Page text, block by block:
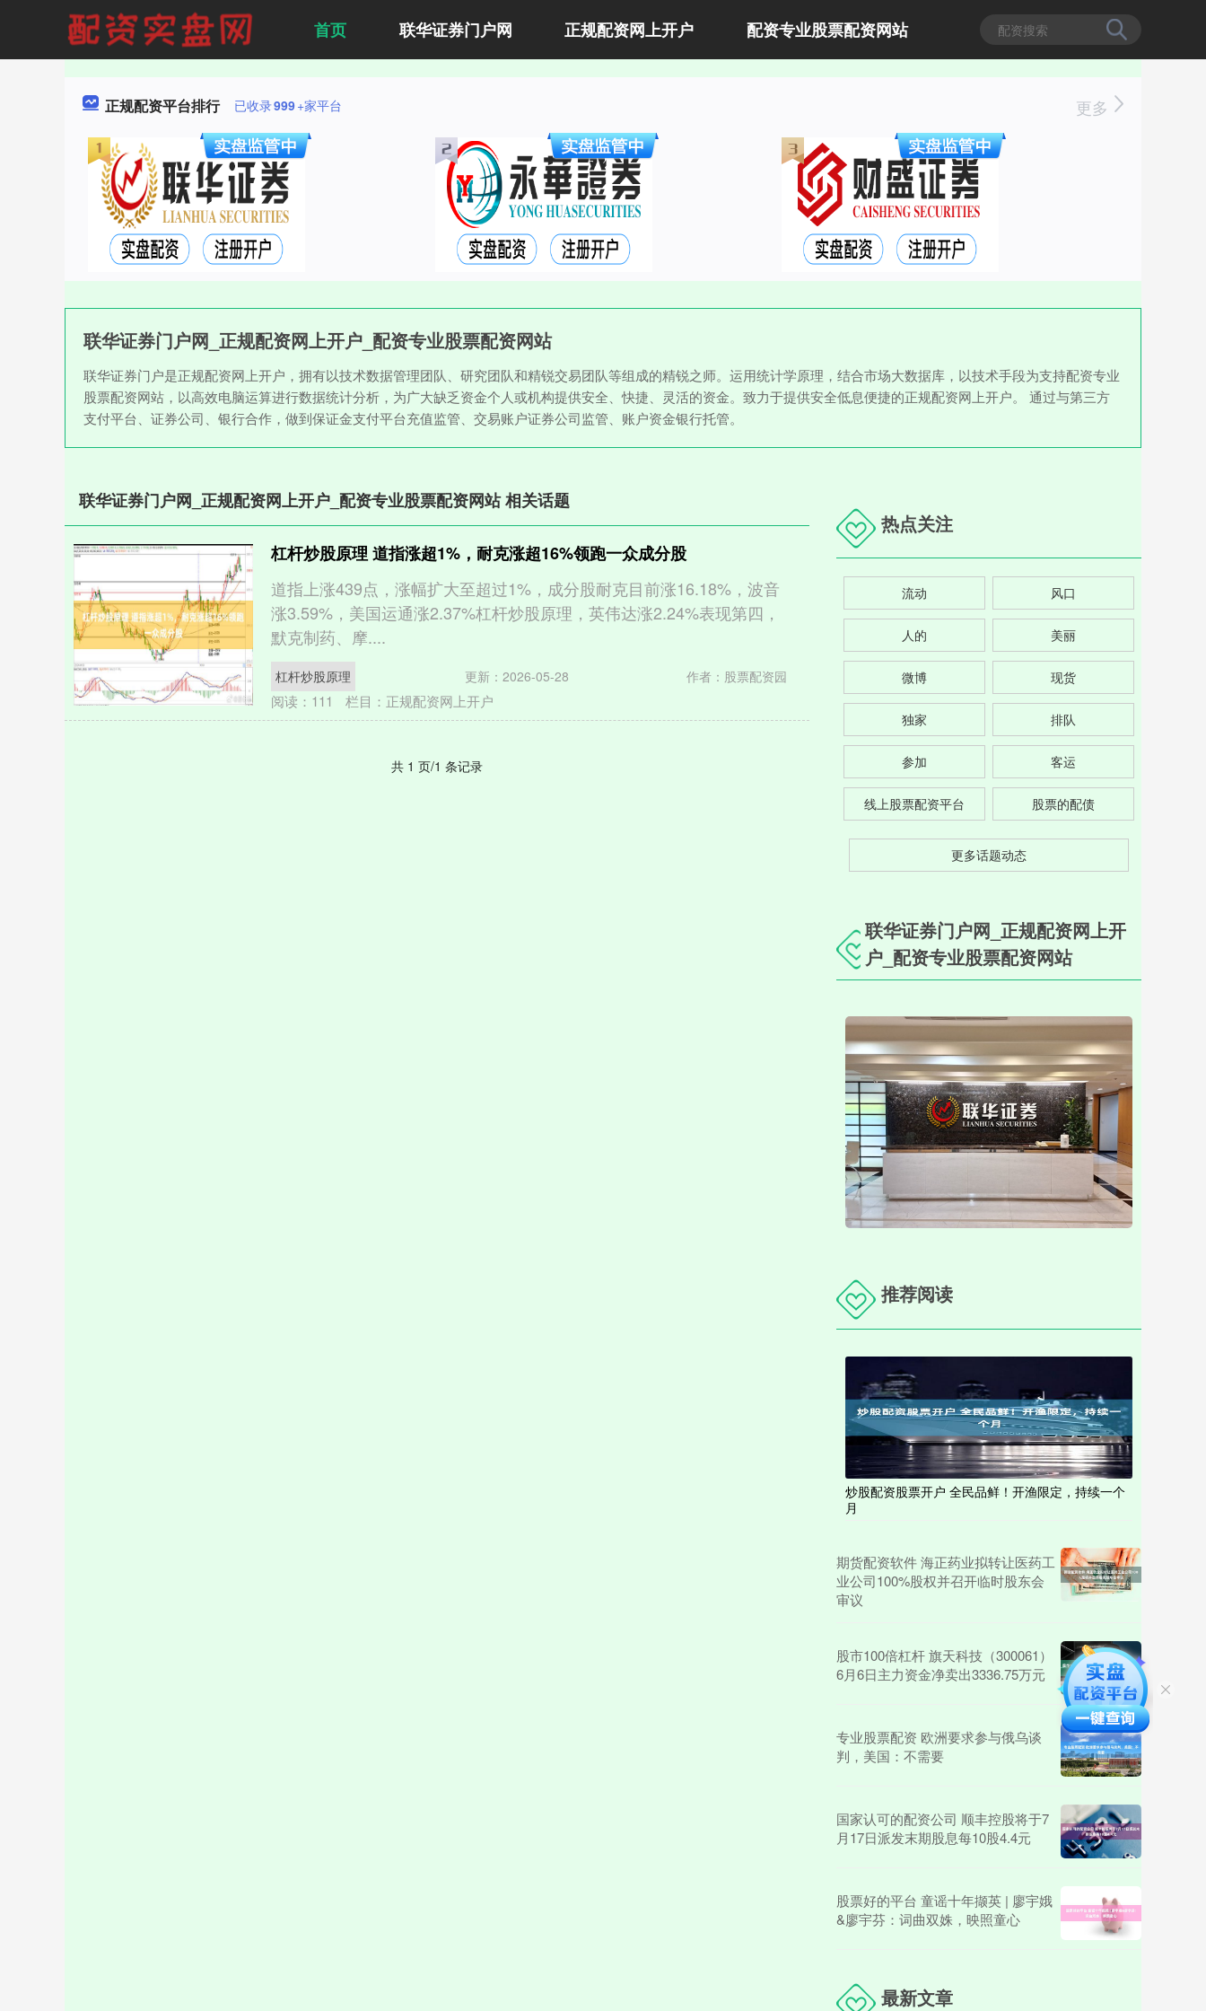
首页 联华证券门户网 正规配资网上开户 配资专业股票配资网站
正规配资平台排行 已收录999+家平台 更多
联华证券门户网_正规配资网上开户_配资专业股票配资网站
联华证券门户是正规配资网上开户，拥有以技术数据管理团队、研究团队和精锐交易团队等组成的精锐之师。运用统计学原理，结合市场大数据库，以技术手段为支持配资专业
股票配资网站，以高效电脑运算进行数据统计分析，为广大缺乏资金个人或机构提供安全、快捷、灵活的资金。致力于提供安全低息便捷的正规配资网上开户。 通过与第三方
支付平台、证券公司、银行合作，做到保证金支付平台充值监管、交易账户证券公司监管、账户资金银行托管。
联华证券门户网_正规配资网上开户_配资专业股票配资网站 相关话题
杠杆炒股原理 道指涨超1%，耐克涨超16%领跑一众成分股
道指上涨439点，涨幅扩大至超过1%，成分股耐克目前涨16.18%，波音
涨3.59%，美国运通涨2.37%杠杆炒股原理，英伟达涨2.24%表现第四，
默克制药、摩....
杠杆炒股原理 更新：2026-05-28 作者：股票配资园
阅读： 111 栏目： 正规配资网上开户
共 1 页/1 条记录
热点关注
流动 风口
人的 美丽
微博 现货
独家 排队
参加 客运
线上股票配资平台 股票的配债
更多话题动态
联华证券门户网_正规配资网上开
户_配资专业股票配资网站
推荐阅读
炒股配资股票开户 全民品鲜！开渔限定，持续一个
月
期货配资软件 海正药业拟转让医药工
业公司100%股权并召开临时股东会
审议
股市100倍杠杆 旗天科技（300061）
6月6日主力资金净卖出3336.75万元
专业股票配资 欧洲要求参与俄乌谈
判，美国：不需要
国家认可的配资公司 顺丰控股将于7
月17日派发末期股息每10股4.4元
股票好的平台 童谣十年撷英 | 廖宇娥
&廖宇芬：词曲双姝，映照童心
最新文章